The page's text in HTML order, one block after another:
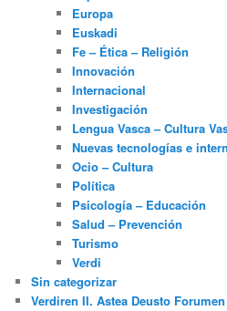
Europa
Euskadi
Fe – Ética – Religión
Innovación
Internacional
Investigación
Lengua Vasca – Cultura
Nuevas tecnologías e
Ocio – Cultura
Política
Psicología – Educación
Salud – Prevención
Turismo
Verdi
Sin categorizar
Verdiren II. Astea Deusto Forumen